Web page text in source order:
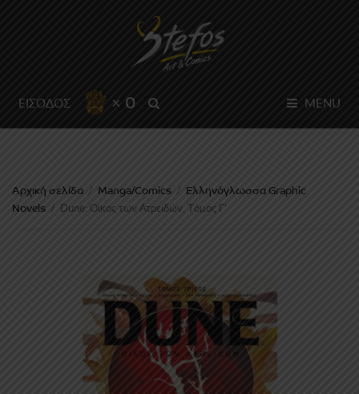
ΕΙΣΟΔΟΣ × 0 MENU
Αρχική σελίδα / Manga/Comics / Ελληνόγλωσσα Graphic
Novels / Dune: Οίκος των Ατρειδών, Tόμος Γ’